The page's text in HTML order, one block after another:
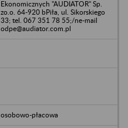
Ekonomicznych "AUDIATOR" Sp.
zo.o. 64-920 bPiła, ul. Sikorskiego
33; tel. 067 351 78 55;/ne-mail
odpe@audiator.com.pl
osobowo-płacowa